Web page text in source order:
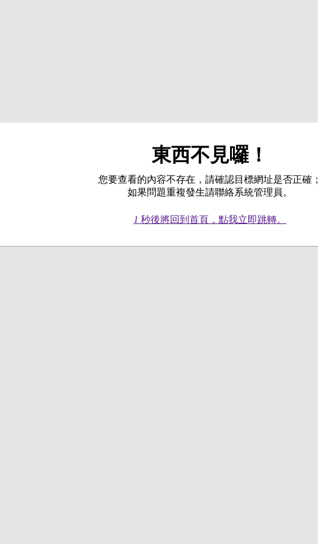
東西不見囉！
您要查看的內容不存在，請確認目標網址是否正確；
如果問題重複發生請聯絡系統管理員。
1 秒後將回到首頁，點我立即跳轉。